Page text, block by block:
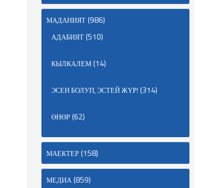
МАДАНИЯТ(986)
АДАБИЯТ(510)
КЫЛКАЛЕМ(14)
ЭСЕН БОЛУП, ЭСТЕЙ ЖҮР! (314)
ӨНӨР(62)
МАЕКТЕР(158)
МЕДИА(859)